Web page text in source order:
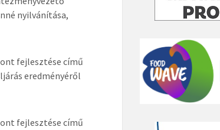
nyilvánítása,
fejlesztése című
eredményéről
fejlesztése című